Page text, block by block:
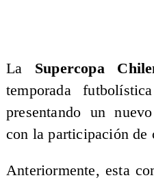
La Supercopa
temporada
presentando un
con la participación de
Anteriormente, esta